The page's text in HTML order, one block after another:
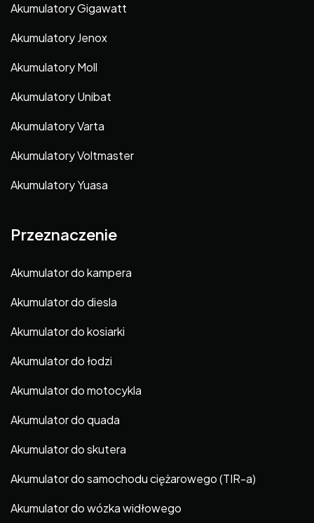
Akumulatory Gigawatt
Akumulatory Jenox
Akumulatory Moll
Akumulatory Unibat
Akumulatory Varta
Akumulatory Voltmaster
Akumulatory Yuasa
Przeznaczenie
Akumulator do kampera
Akumulator do diesla
Akumulator do kosiarki
Akumulator do łodzi
Akumulator do motocykla
Akumulator do quada
Akumulator do skutera
Akumulator do samochodu ciężarowego (TIR-a)
Akumulator do wózka widłowego